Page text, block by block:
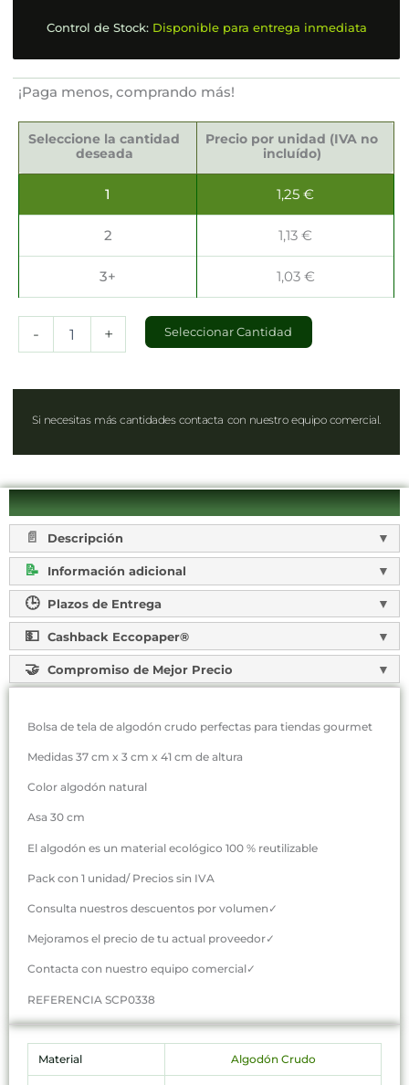
Control de Stock: Disponible para entrega inmediata
¡Paga menos, comprando más!
Seleccione la cantidad
deseada
Precio por unidad (IVA no
incluído)
1 1,25€
2 1,13€
3+ 1,03 €
-
de
+ Seleccionar Cantidad
Si necesitas más cantidades contacta con nuestro equipo comercial.
Descripción
Información adicional
Plazos de Entrega
Cashback Eccopaper®
Compromiso de Mejor Precio
Bolsa de tela de algodón crudo perfectas para tiendas gourmet
Medidas 37 cm x 3 cm x 41 cm de altura
Color algodón natural
Asa 30 cm
El algodón es un material ecológico 100 % reutilizable
Pack con 1 unidad/ Precios sin IVA
Consulta nuestros descuentos por volumen✓
Mejoramos el precio de tu actual proveedor✓
Contacta con nuestro equipo comercial✓
REFERENCIA SCP0338
Material Algodón Crudo